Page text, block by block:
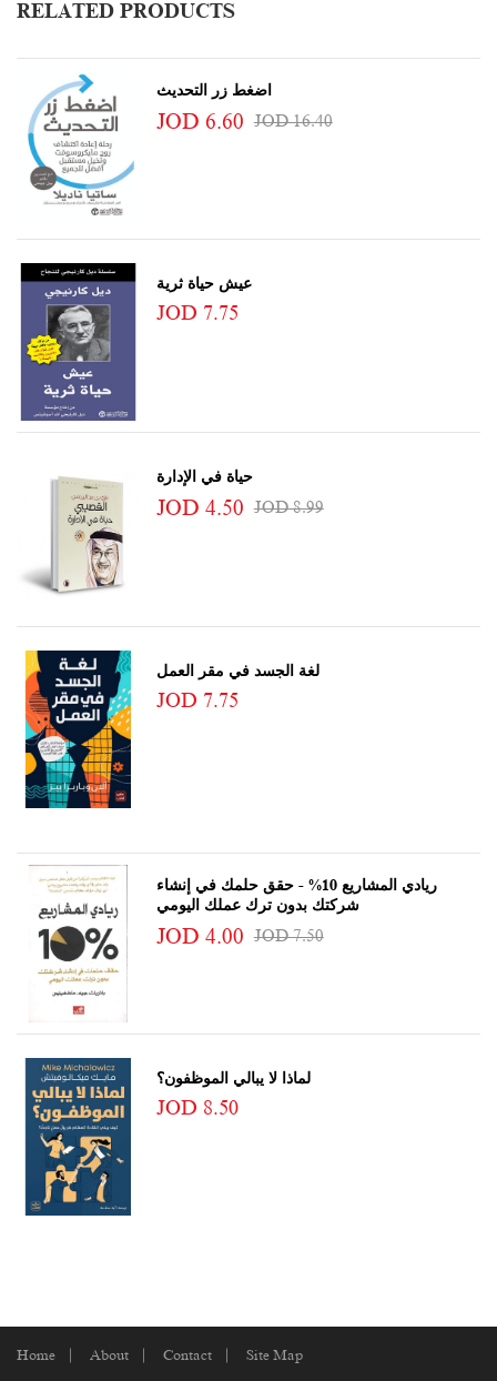
RELATED PRODUCTS
اضغط زر التحديث
JOD 6.60 JOD 16.40
عيش حياة ثرية
JOD 7.75
حياة في الإدارة
JOD 4.50 JOD 8.99
لغة الجسد في مقر العمل
JOD 7.75
ريادي المشاريع 10% - حقق حلمك في إنشاء
شركتك بدون ترك عملك اليومي
JOD 4.00 JOD 7.50
لماذا لا يبالي الموظفون؟
JOD 8.50
Home About Contact Site Map